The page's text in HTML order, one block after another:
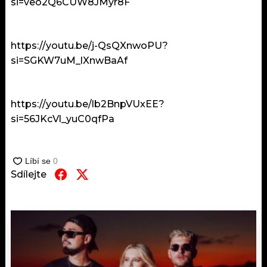
KALENDÁŘ
VIP
KULTURA
OSTATNÍ
PROGRAM
PLAYLIST
JAK NALADIT
https://youtu.be/j-QsQXnwoPU?
si=SGKW7uM_lXnwBaAf
https://youtu.be/lb2BnpVUxEE?
si=56JKcVl_yuC0qfPa
Sdílejte